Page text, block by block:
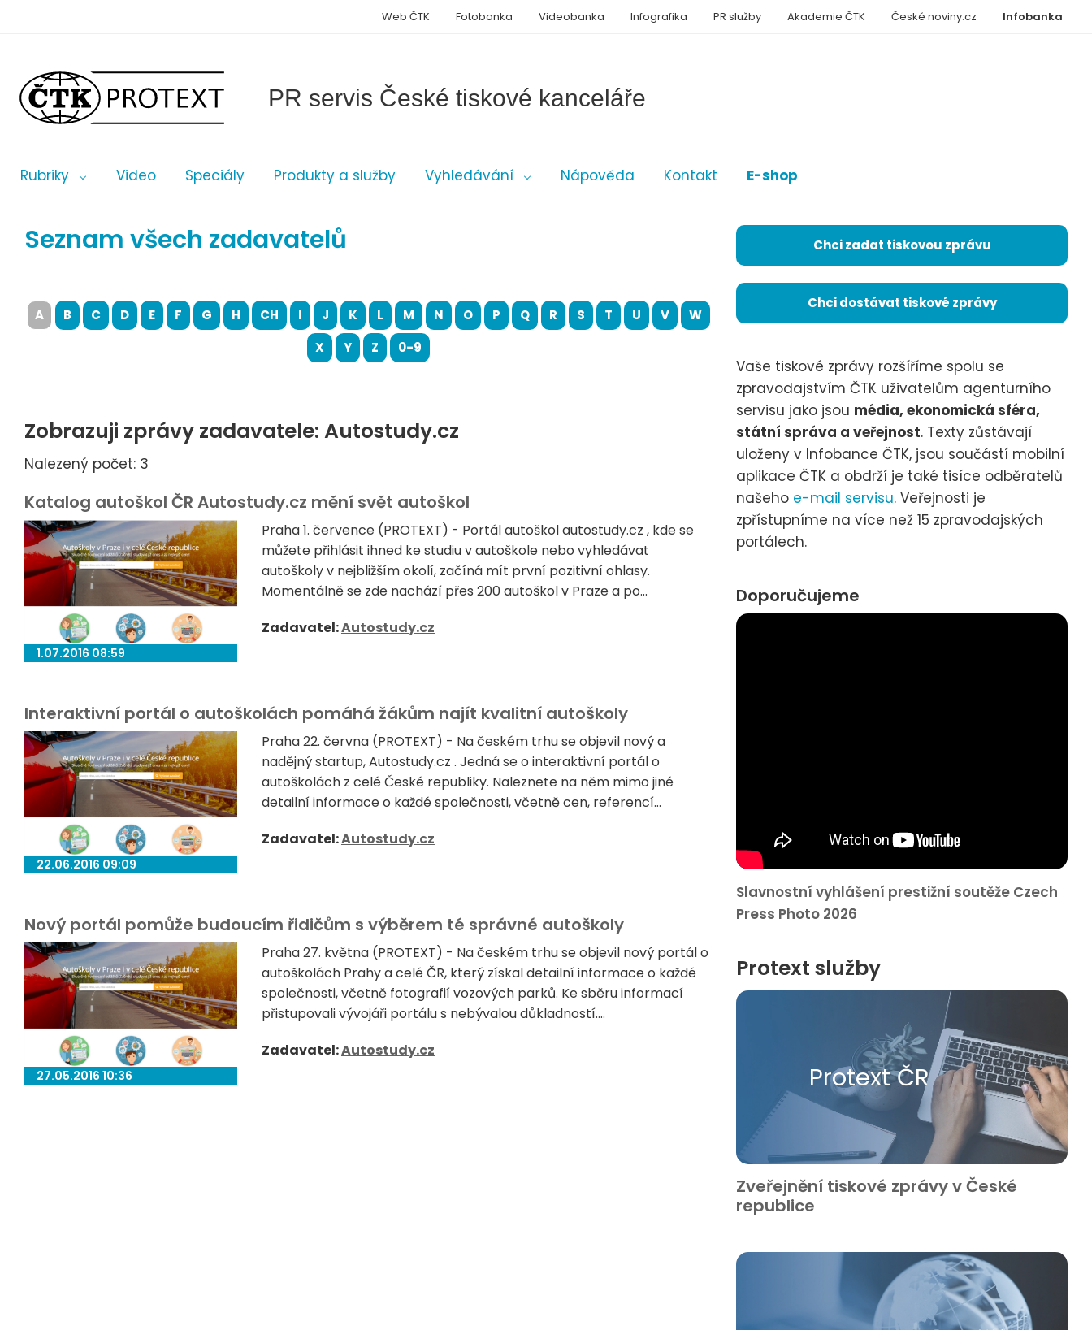
PR servis České tiskové kanceláře
Rubriky Video Speciály Produkty a služby Vyhledávání Nápověda Kontakt E-shop
Infobanka
Web ČTK Fotobanka Videobanka Infografika PR služby Akademie ČTK České noviny.cz
Seznam všech zadavatelů
A B C D E F G H CH I J K L M N O P Q R S T U V
W
X
Y Z 0-9
Zobrazuji zprávy zadavatele: Autostudy.cz
Nalezený počet: 3
Katalog autoškol ČR Autostudy.cz mění svět autoškol
1.07.2016 08:59
Praha 1. července (PROTEXT) - Portál autoškol autostudy.cz , kde se
můžete přihlásit ihned ke studiu v autoškole nebo vyhledávat
autoškoly v nejbližším okolí, začíná mít první pozitivní ohlasy.
Momentálně se zde nachází přes 200 autoškol v Praze a po...
Zadavatel:Autostudy.cz
Interaktivní portál o autoškolách pomáhá žákům najít kvalitní autoškoly
22.06.2016 09:09
Praha 22. června (PROTEXT) - Na českém trhu se objevil nový a
nadějný startup, Autostudy.cz . Jedná se o interaktivní portál o
autoškolách z celé České republiky. Naleznete na něm mimo jiné
detailní informace o každé společnosti, včetně cen, referencí...
Zadavatel:Autostudy.cz
Nový portál pomůže budoucím řidičům s výběrem té správné autoškoly
27.05.2016 10:36
Praha 27. května (PROTEXT) - Na českém trhu se objevil nový portál o
autoškolách Prahy a celé ČR, který získal detailní informace o každé
společnosti, včetně fotografií vozových parků. Ke sběru informací
přistupovali vývojáři portálu s nebývalou důkladností....
Zadavatel:Autostudy.cz
Chci zadat tiskovou zprávu
Chci dostávat tiskové zprávy
Vaše tiskové zprávy rozšíříme spolu se
zpravodajstvím ČTK uživatelům agenturního
servisu jako jsou média, ekonomická sféra,
státní správa a veřejnost. Texty zůstávají
uloženy v Infobance ČTK, jsou součástí mobilní
aplikace ČTK a obdrží je také tisíce odběratelů
našeho e-mail servisu. Veřejnosti je
zpřístupníme na více než 15 zpravodajských
portálech.
Doporučujeme
Slavnostní vyhlášení prestižní soutěže Czech
Press Photo 2026
Protext služby
Protext ČR
Zveřejnění tiskové zprávy v České
republice